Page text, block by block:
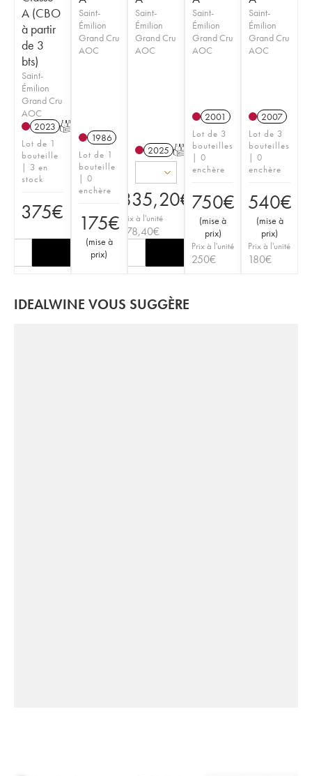
A (CBO
à partir
de 3
bts)
Saint-
Émilion
Grand Cru
AOC
2023 T
Lot de 1
bouteille
| 3 en
stock
375€
Saint-
Émilion
Grand Cru
AOC
1986
Lot de 1
bouteille
| 0
enchère
175€
(mise à
prix)
Saint-
Émilion
Grand Cru
AOC
2025 T
835,20€
Prix à l'unité
278,40€
Saint-
Émilion
Grand Cru
AOC
2001
Lot de 3
bouteilles
| 0
enchère
750€
(mise à
prix)
Prix à l'unité
250€
Saint-
Émilion
Grand Cru
AOC
2007
Lot de 3
bouteilles
| 0
enchère
540€
(mise à
prix)
Prix à l'unité
180€
IDEALWINE VOUS SUGGÈRE